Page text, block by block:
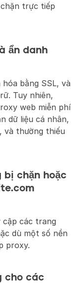
trực tiếp
ẩn danh
hóa bằng SSL, và
Tuy nhiên,
web miễn phí
dữ liệu cá nhân,
và thường thiếu
bị chặn hoặc
các trang
dù một số nền
proxy.
cho các